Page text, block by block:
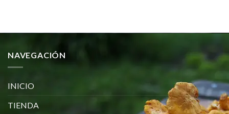
NAVEGACIÓN
INICIO
TIENDA